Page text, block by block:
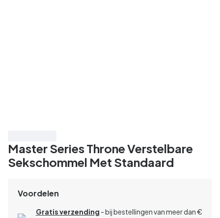
Master Series Throne Verstelbare
Sekschommel Met Standaard
Voordelen
Gratis verzending - bij bestellingen van meer dan €